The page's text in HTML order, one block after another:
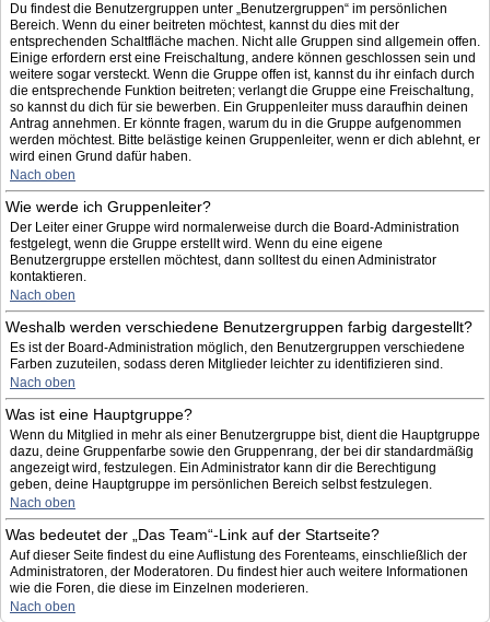
Du findest die Benutzergruppen unter „Benutzergruppen“ im persönlichen
Bereich. Wenn du einer beitreten möchtest, kannst du dies mit der
entsprechenden Schaltfläche machen. Nicht alle Gruppen sind allgemein offen.
Einige erfordern erst eine Freischaltung, andere können geschlossen sein und
weitere sogar versteckt. Wenn die Gruppe offen ist, kannst du ihr einfach durch
die entsprechende Funktion beitreten; verlangt die Gruppe eine Freischaltung,
so kannst du dich für sie bewerben. Ein Gruppenleiter muss daraufhin deinen
Antrag annehmen. Er könnte fragen, warum du in die Gruppe aufgenommen
werden möchtest. Bitte belästige keinen Gruppenleiter, wenn er dich ablehnt, er
wird einen Grund dafür haben.
Nach oben
Wie werde ich Gruppenleiter?
Der Leiter einer Gruppe wird normalerweise durch die Board-Administration
festgelegt, wenn die Gruppe erstellt wird. Wenn du eine eigene
Benutzergruppe erstellen möchtest, dann solltest du einen Administrator
kontaktieren.
Nach oben
Weshalb werden verschiedene Benutzergruppen farbig dargestellt?
Es ist der Board-Administration möglich, den Benutzergruppen verschiedene
Farben zuzuteilen, sodass deren Mitglieder leichter zu identifizieren sind.
Nach oben
Was ist eine Hauptgruppe?
Wenn du Mitglied in mehr als einer Benutzergruppe bist, dient die Hauptgruppe
dazu, deine Gruppenfarbe sowie den Gruppenrang, der bei dir standardmäßig
angezeigt wird, festzulegen. Ein Administrator kann dir die Berechtigung
geben, deine Hauptgruppe im persönlichen Bereich selbst festzulegen.
Nach oben
Was bedeutet der „Das Team“-Link auf der Startseite?
Auf dieser Seite findest du eine Auflistung des Forenteams, einschließlich der
Administratoren, der Moderatoren. Du findest hier auch weitere Informationen
wie die Foren, die diese im Einzelnen moderieren.
Nach oben